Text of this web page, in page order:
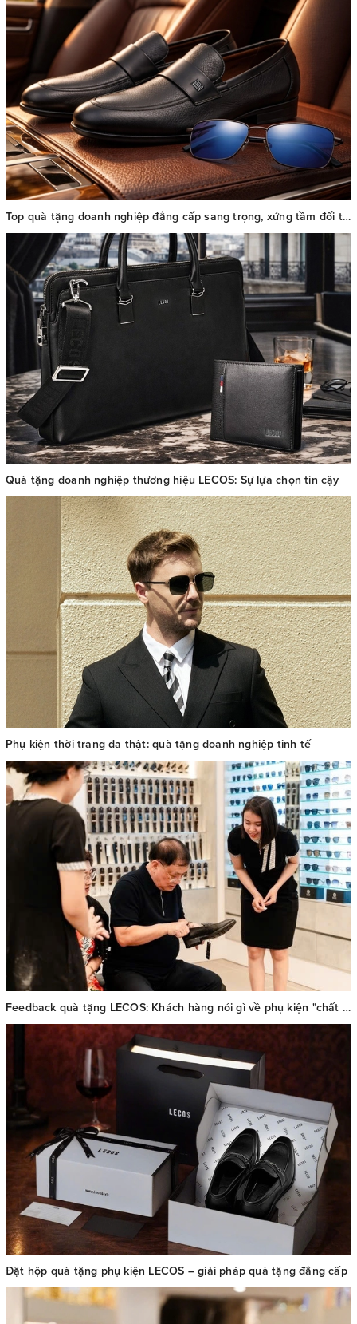
Top quà tặng doanh nghiệp đẳng cấp sang trọng, xứng tầm đối tác
Quà tặng doanh nghiệp thương hiệu LECOS: Sự lựa chọn tin cậy
Phụ kiện thời trang da thật: quà tặng doanh nghiệp tinh tế
Feedback quà tặng LECOS: Khách hàng nói gì về phụ kiện "chất Pháp thượng lưu"?
Đặt hộp quà tặng phụ kiện LECOS – giải pháp quà tặng đẳng cấp